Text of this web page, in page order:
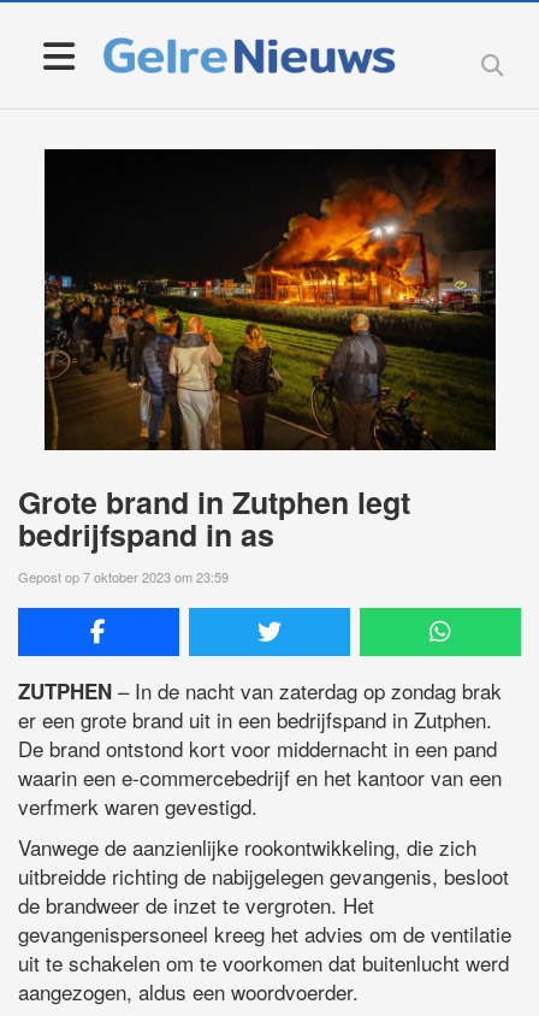
Grote brand in Zutphen legt
bedrijfspand in as
Gepost op 7 oktober 2023 om 23:59
ZUTPHEN – In de nacht van zaterdag op zondag brak
er een grote brand uit in een bedrijfspand in Zutphen.
De brand ontstond kort voor middernacht in een pand
waarin een e-commercebedrijf en het kantoor van een
verfmerk waren gevestigd.
Vanwege de aanzienlijke rookontwikkeling, die zich
uitbreidde richting de nabijgelegen gevangenis, besloot
de brandweer de inzet te vergroten. Het
gevangenispersoneel kreeg het advies om de ventilatie
uit te schakelen om te voorkomen dat buitenlucht werd
aangezogen, aldus een woordvoerder.